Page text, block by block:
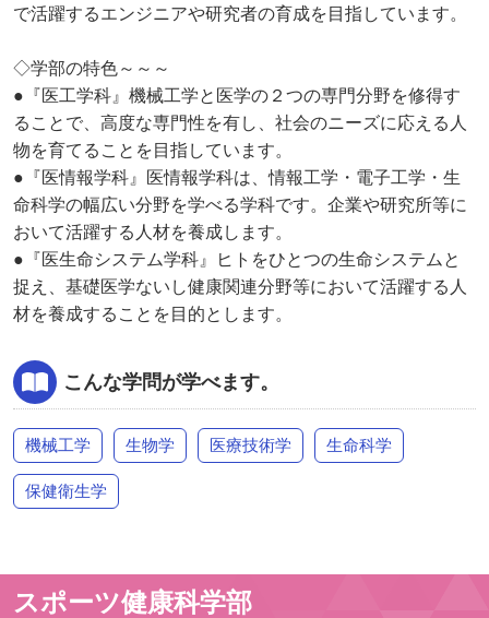
で活躍するエンジニアや研究者の育成を目指しています。
◇学部の特色～～～
●『医工学科』機械工学と医学の２つの専門分野を修得す
ることで、高度な専門性を有し、社会のニーズに応える人
物を育てることを目指しています。
●『医情報学科』医情報学科は、情報工学・電子工学・生
命科学の幅広い分野を学べる学科です。企業や研究所等に
おいて活躍する人材を養成します。
●『医生命システム学科』ヒトをひとつの生命システムと
捉え、基礎医学ないし健康関連分野等において活躍する人
材を養成することを目的とします。
こんな学問が学べます。
機械工学 生物学 医療技術学 生命科学
保健衛生学
スポーツ健康科学部